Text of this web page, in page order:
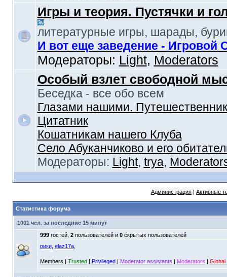
Игры и теория. Пустячки и
литературные игры, шарады,
И вот еще заведение - Игровой
Модераторы: Light, Moderators
Особый взлет свободной
Беседка - все обо всем
Глазами нашими.
Цитатник
Кошатникам нашего Клуба
Село Абуканчиково и его
Модераторы: Light, trya,
Администрация | Активные
Статистика форума
1001 чел. за последние 15 минут
999гостей, 2пользователей и 0скрытых пользователей
рики, elaz17a,
Members | Trusted| Privileged| Moderator assistants | Moderators | Global